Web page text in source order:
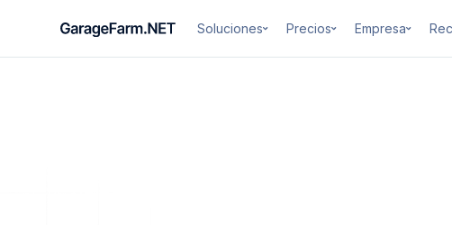
Soluciones Precios Empresa